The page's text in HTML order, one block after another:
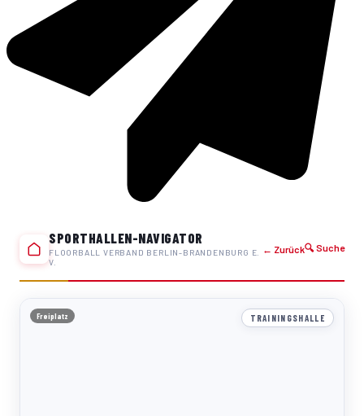
SPORTHALLEN-NAVIGATOR
FLOORBALL VERBAND BERLIN-BRANDENBURG E.
V.
← Zurück🔍 Suche
TRAININGSHALLE
Freiplatz